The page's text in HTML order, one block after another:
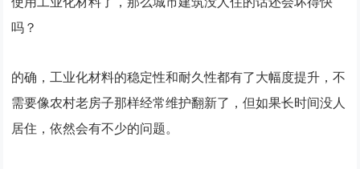
吗？
的确，工业化材料的稳定性和耐久性都有了大幅度提升，不
需要像农村老房子那样经常维护翻新了，但如果长时间没人
居住，依然会有不少的问题。